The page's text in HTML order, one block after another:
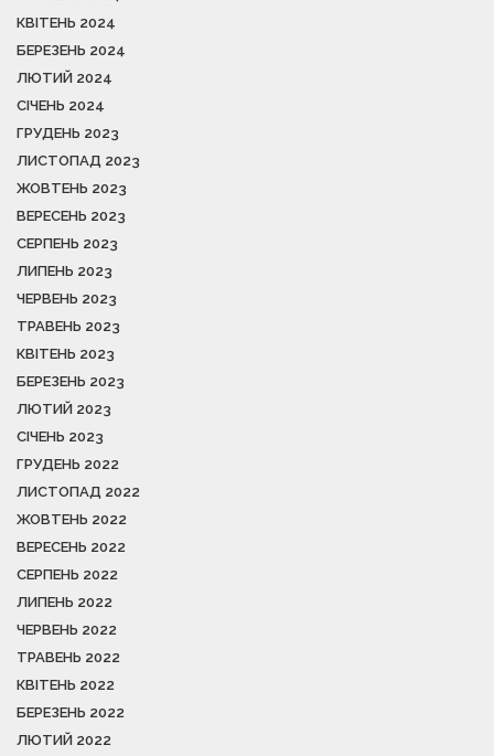
КВІТЕНЬ 2024
БЕРЕЗЕНЬ 2024
ЛЮТИЙ 2024
СІЧЕНЬ 2024
ГРУДЕНЬ 2023
ЛИСТОПАД 2023
ЖОВТЕНЬ 2023
ВЕРЕСЕНЬ 2023
СЕРПЕНЬ 2023
ЛИПЕНЬ 2023
ЧЕРВЕНЬ 2023
ТРАВЕНЬ 2023
КВІТЕНЬ 2023
БЕРЕЗЕНЬ 2023
ЛЮТИЙ 2023
СІЧЕНЬ 2023
ГРУДЕНЬ 2022
ЛИСТОПАД 2022
ЖОВТЕНЬ 2022
ВЕРЕСЕНЬ 2022
СЕРПЕНЬ 2022
ЛИПЕНЬ 2022
ЧЕРВЕНЬ 2022
ТРАВЕНЬ 2022
КВІТЕНЬ 2022
БЕРЕЗЕНЬ 2022
ЛЮТИЙ 2022